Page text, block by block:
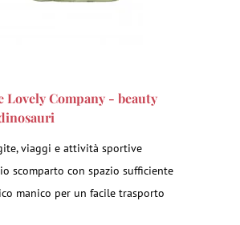
Lovely Company - beauty
viaggi e attività sportive
scomparto con spazio sufficiente
manico per un facile trasporto